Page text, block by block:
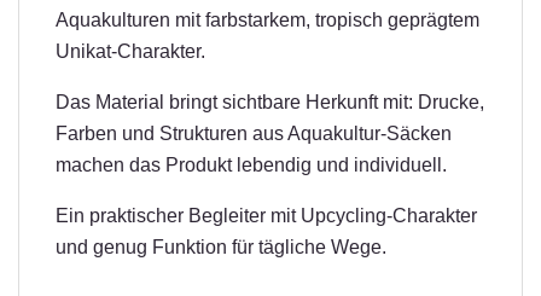
Aquakulturen mit farbstarkem, tropisch geprägtem
Unikat-Charakter.
Das Material bringt sichtbare Herkunft mit: Drucke,
Farben und Strukturen aus Aquakultur-Säcken
machen das Produkt lebendig und individuell.
Ein praktischer Begleiter mit Upcycling-Charakter
und genug Funktion für tägliche Wege.